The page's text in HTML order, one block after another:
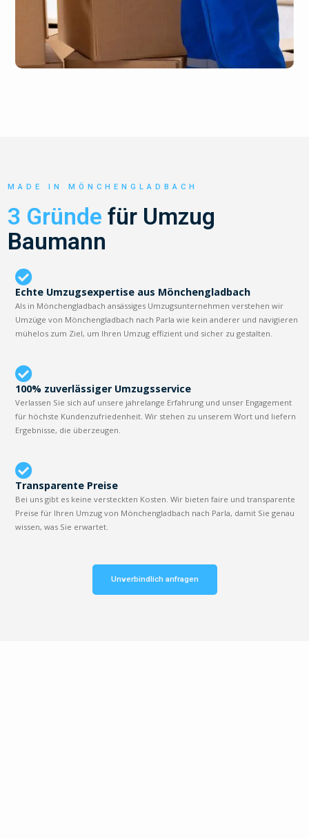
MADE IN MÖNCHENGLADBACH
3 Gründe für Umzug
Baumann
Echte Umzugsexpertise aus Mönchengladbach
Als in Mönchengladbach ansässiges Umzugsunternehmen verstehen wir
Umzüge von Mönchengladbach nach Parla wie kein anderer und navigieren
mühelos zum Ziel, um Ihren Umzug effizient und sicher zu gestalten.
100% zuverlässiger Umzugsservice
Verlassen Sie sich auf unsere jahrelange Erfahrung und unser Engagement
für höchste Kundenzufriedenheit. Wir stehen zu unserem Wort und liefern
Ergebnisse, die überzeugen.
Transparente Preise
Bei uns gibt es keine versteckten Kosten. Wir bieten faire und transparente
Preise für Ihren Umzug von Mönchengladbach nach Parla, damit Sie genau
wissen, was Sie erwartet.
Unverbindlich anfragen